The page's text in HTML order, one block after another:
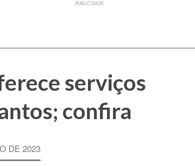
PUBLICIDADE
serviços
confira
DE 2023